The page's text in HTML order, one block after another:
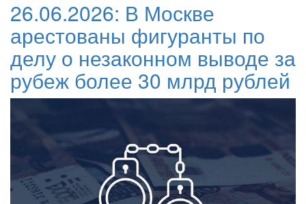
26.06.2026: В Москве
арестованы фигуранты по
делу о незаконном выводе за
рубеж более 30 млрд рублей